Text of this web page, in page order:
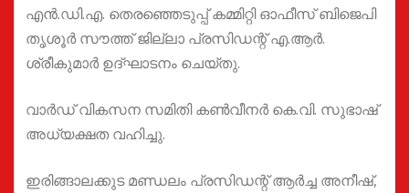
എൻ.ഡി.എ. തെരഞ്ഞെടുപ്പ് കമ്മിറ്റി ഓഫീസ് ബിജെപി
തൃശൂർ സൗത്ത് ജില്ലാ പ്രസിഡന്റ്‌ എ.ആർ.
ശ്രീകുമാർ ഉദ്ഘാടനം ചെയ്തു.
വാർഡ് വികസന സമിതി കൺവീനർ കെ.വി. സുഭാഷ്
അധ്യക്ഷത വഹിച്ചു.
ഇരിങ്ങാലക്കുട മണ്ഡലം പ്രസിഡന്റ്‌ ആർച്ച അനീഷ്,